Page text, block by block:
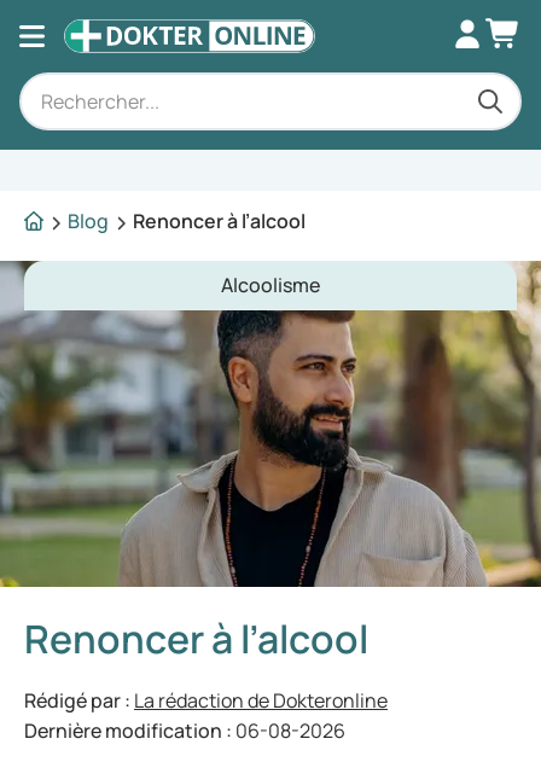
Blog
Renoncer à l’alcool
Alcoolisme
Renoncer à l’alcool
Rédigé par : La rédaction de Dokteronline
Dernière modification : 06-08-2026